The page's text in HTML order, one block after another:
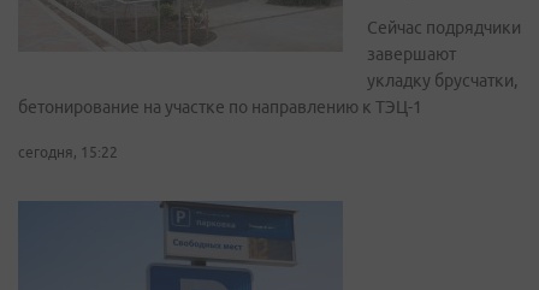
Сейчас подрядчики
завершают
укладку брусчатки,
бетонирование на участке по направлению к ТЭЦ-1
сегодня, 15:22